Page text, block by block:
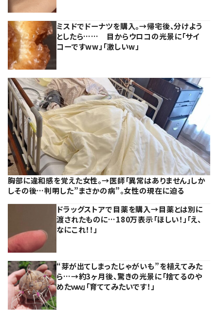
ミスドでドーナツを購入。→帰宅後、分けよう
としたら…… 目からウロコの光景に「サイ
コーですww」「激しいw」
胸部に違和感を覚えた女性。→医師「異常はありません」しか
しその後…判明した”まさかの病”。女性の現在に迫る
ドラッグストアで目薬を購入→目薬とは別に
渡されたものに…180万表示「ほしい！」「え、
なにこれ！！」
“芽が出てしまったじゃがいも”を植えてみた
ら…→約3ヶ月後、驚きの光景に「捨てるのや
めたｗｗ」「育ててみたいです！」